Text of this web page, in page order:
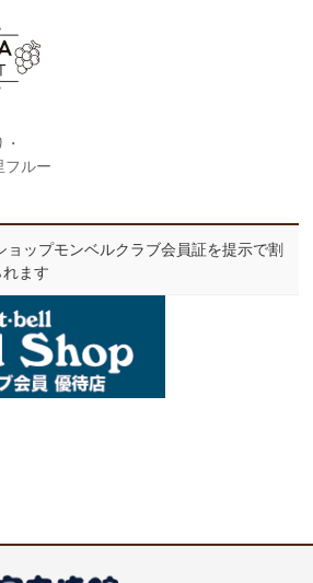
フルー
ョップモンベルクラブ会員証を提示で割
ます